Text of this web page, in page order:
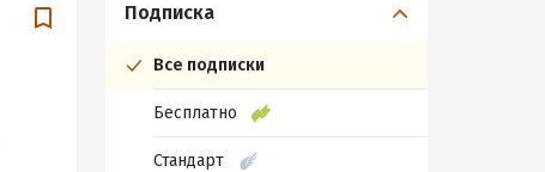
Подписка
Все подписки
Бесплатно
Стандарт